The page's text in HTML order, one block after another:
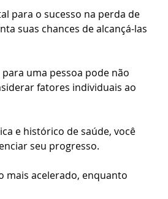
para o sucesso na perda de
suas chances de alcançá-las
uma pessoa pode não
fatores individuais ao
e histórico de saúde, você
seu progresso.
mais acelerado, enquanto